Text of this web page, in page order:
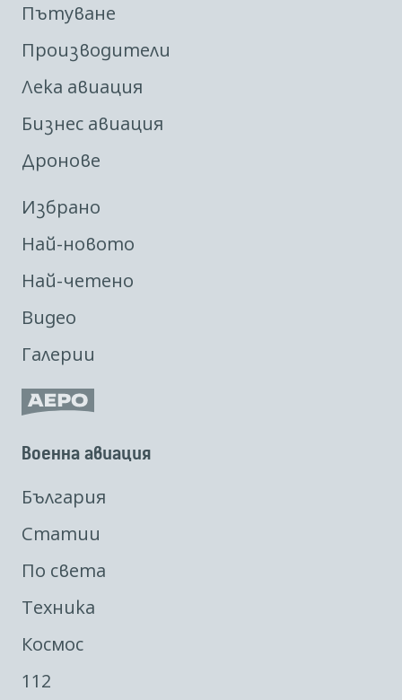
Пътуване
Производители
Лека авиация
Бизнес авиация
Дронове
Избрано
Най-новото
Най-четено
Видео
Галерии
Военна авиация
България
Статии
По света
Техника
Космос
112